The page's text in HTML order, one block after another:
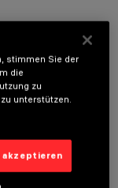
stimmen Sie der
die
zu
unterstützen.
akzeptieren